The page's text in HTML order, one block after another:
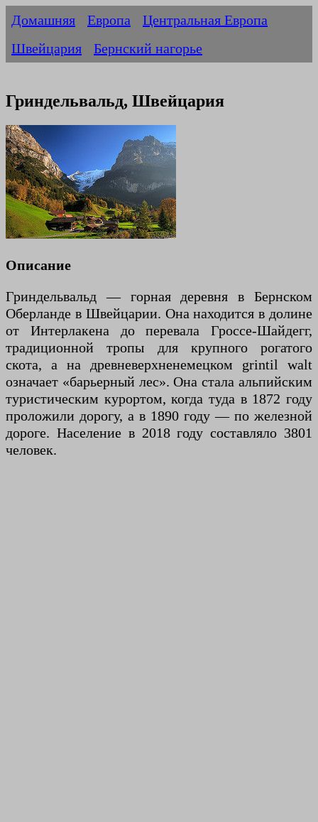
Домашняя Европа
Центральная Европа
Швейцария
Бернский нагорье
Гриндельвальд, Швейцария
Описание
Гриндельвальд — горная деревня в Бернском
Оберланде в Швейцарии. Она находится в долине
от Интерлакена до перевала Гроссе-Шайдегг,
традиционной тропы для крупного рогатого
скота, а на древневерхненемецком grintil walt
означает «барьерный лес». Она стала альпийским
туристическим курортом, когда туда в 1872 году
проложили дорогу, а в 1890 году — по железной
дороге. Население в 2018 году составляло 3801
человек.